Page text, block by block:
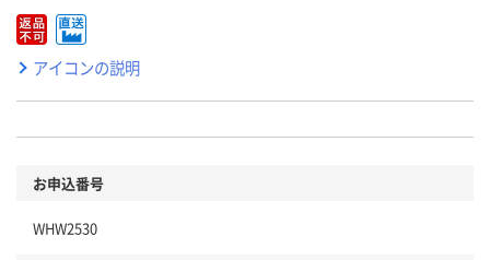
アイコンの説明
お申込番号
WHW2530